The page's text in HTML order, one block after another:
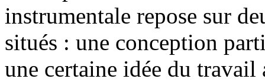
instrumentale repose sur
situés : une conception
une certaine idée du travail